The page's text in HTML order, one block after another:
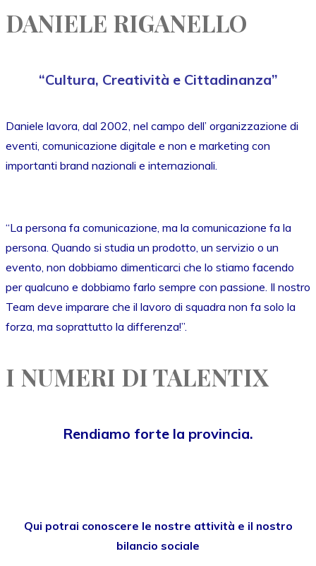
DANIELE RIGANELLO
“Cultura, Creatività e Cittadinanza”
Daniele lavora, dal 2002, nel campo dell’ organizzazione di
eventi, comunicazione digitale e non e marketing con
importanti brand nazionali e internazionali.
“La persona fa comunicazione, ma la comunicazione fa la
persona. Quando si studia un prodotto, un servizio o un
evento, non dobbiamo dimenticarci che lo stiamo facendo
per qualcuno e dobbiamo farlo sempre con passione. Il nostro
Team deve imparare che il lavoro di squadra non fa solo la
forza, ma soprattutto la differenza!”.
I NUMERI DI TALENTIX
Rendiamo forte la provincia.
Qui potrai conoscere le nostre attività e il nostro
bilancio sociale